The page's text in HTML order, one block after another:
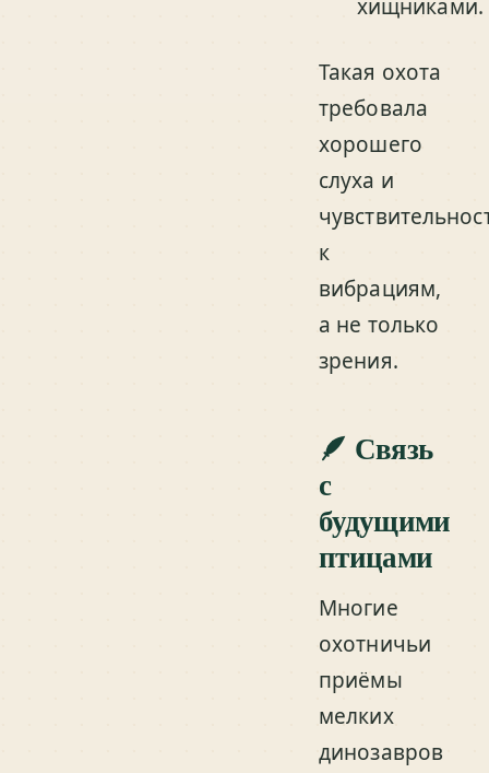
хищниками.
Такая охота
требовала
хорошего
слуха и
к
вибрациям,
а не только
зрения.
🪶 Связь
с
будущими
птицами
Многие
охотничьи
приёмы
мелких
динозавров